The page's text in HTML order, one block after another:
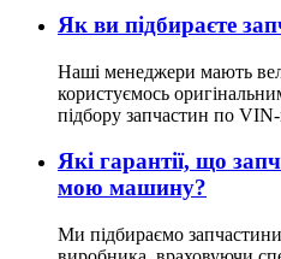
Як ви підбираєте
Наші менеджери мають
користуємось
підбору запчастин по
Які гарантії, що
мою машину?
Ми підбираємо